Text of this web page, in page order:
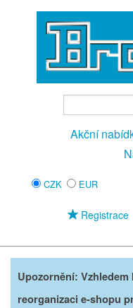
Akční
CZK EUR
Registrace
Upozornění:
reorganizaci e-shopu